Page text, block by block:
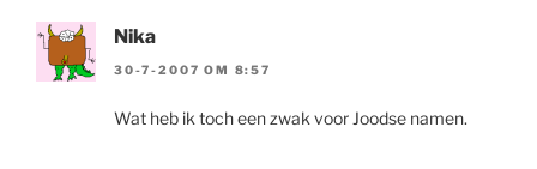
Nika
30-7-2007 OM 8:57
Wat heb ik toch een zwak voor Joodse namen.